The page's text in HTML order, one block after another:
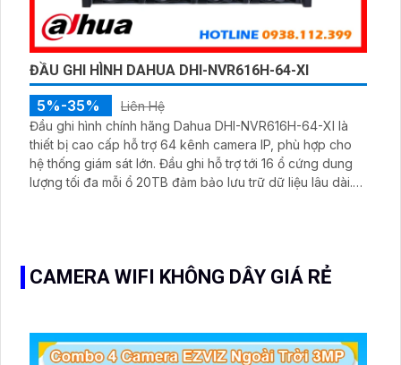
ĐẦU GHI HÌNH DAHUA DHI-NVR616H-64-XI
5%-35%
Liên Hệ
Đầu ghi hình chính hãng Dahua DHI-NVR616H-64-XI là
thiết bị cao cấp hỗ trợ 64 kênh camera IP, phù hợp cho
hệ thống giám sát lớn. Đầu ghi hỗ trợ tới 16 ổ cứng dung
lượng tối đa mỗi ổ 20TB đảm bảo lưu trữ dữ liệu lâu dài.
CAMERA WIFI KHÔNG DÂY GIÁ RẺ